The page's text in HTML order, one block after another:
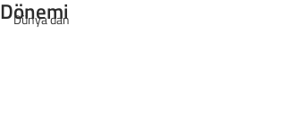
Dünya'dan
Dönemi